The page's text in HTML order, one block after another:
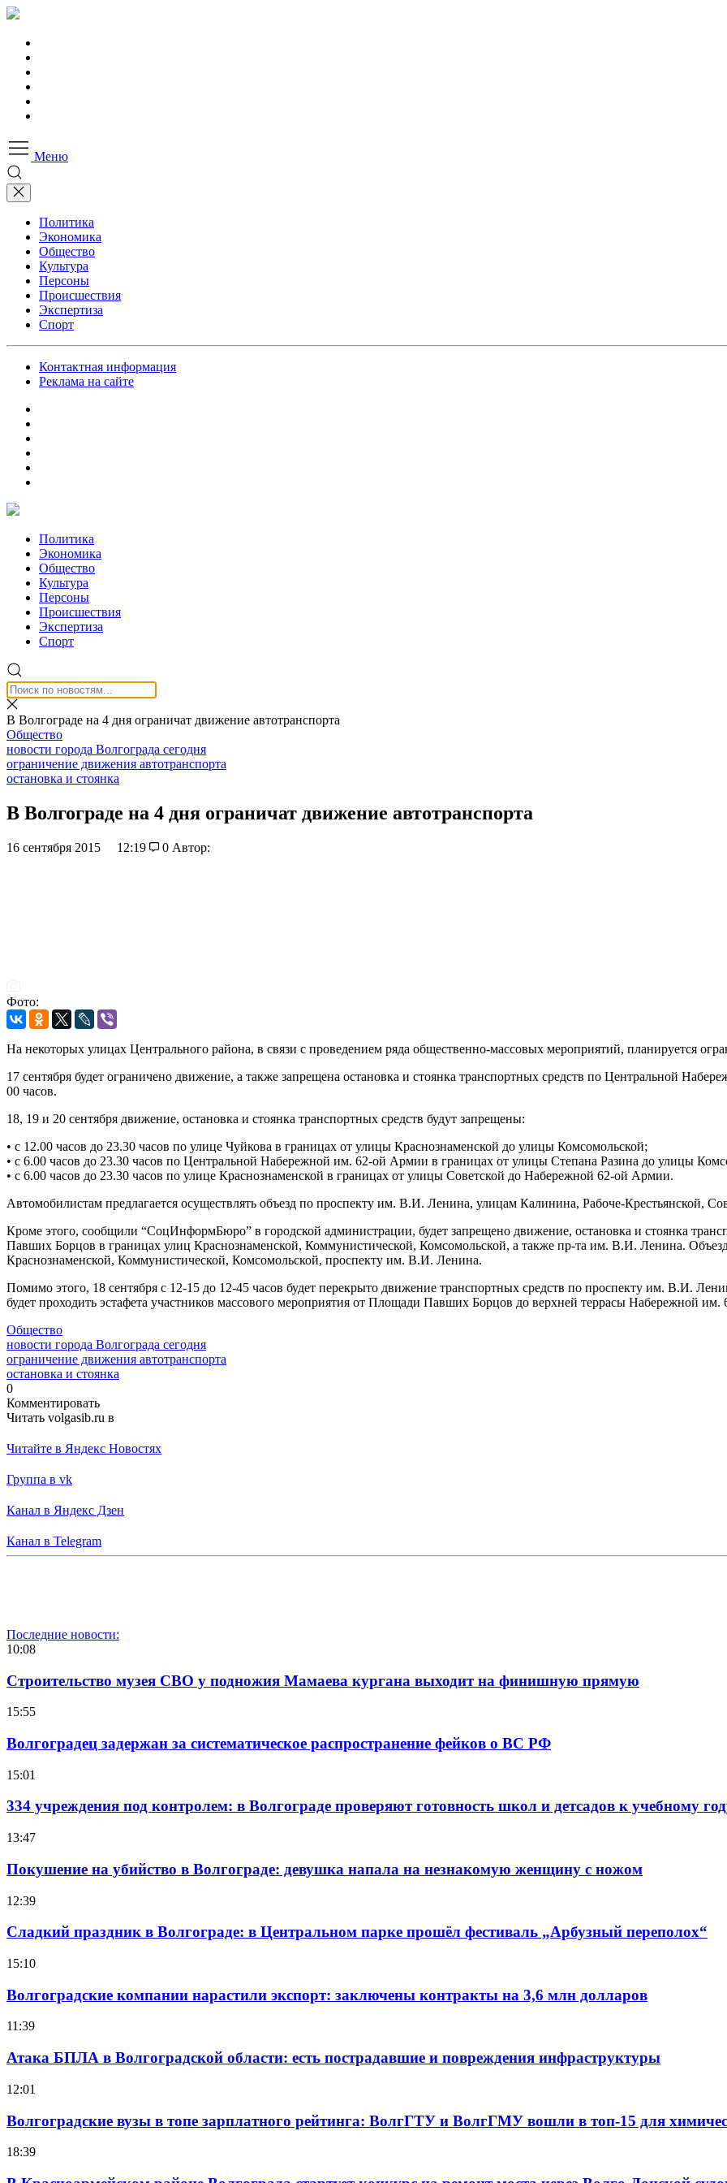
Меню
Политика
Экономика
Общество
Культура
Персоны
Происшествия
Экспертиза
Спорт
Контактная информация
Реклама на сайте
Политика
Экономика
Общество
Культура
Персоны
Происшествия
Экспертиза
Спорт
В Волгограде на 4 дня ограничат движение автотранспорта
Общество
новости города Волгограда сегодня
ограничение движения автотранспорта
остановка и стоянка
В Волгограде на 4 дня ограничат движение автотранспорта
16 сентября 2015 12:19 0 Автор:
Фото:
На некоторых улицах Центрального района, в связи с проведением ряда общественно-массовых мероприятий, планируется
17 сентября будет ограничено движение, а также запрещена остановка и стоянка транспортных средств по Центральной
00 часов.
18, 19 и 20 сентября движение, остановка и стоянка транспортных средств будут запрещены:
• с 12.00 часов до 23.30 часов по улице Чуйкова в границах от улицы Краснознаменской до улицы Комсомольской;
• с 6.00 часов до 23.30 часов по Центральной Набережной им. 62-ой Армии в границах от улицы Степана Разина до улицы
• с 6.00 часов до 23.30 часов по улице Краснознаменской в границах от улицы Советской до Набережной 62-ой Армии.
Автомобилистам предлагается осуществлять объезд по проспекту им. В.И. Ленина, улицам Калинина, Рабоче-Крестьянской,
Кроме этого, сообщили “СоцИнформБюро” в городской администрации, будет запрещено движение, остановка и стоянка
Павших Борцов в границах улиц Краснознаменской, Коммунистической, Комсомольской, а также пр-та им. В.И. Ленина. Объезд
Краснознаменской, Коммунистической, Комсомольской, проспекту им. В.И. Ленина.
Помимо этого, 18 сентября с 12-15 до 12-45 часов будет перекрыто движение транспортных средств по проспекту им. В.И.
будет проходить эстафета участников массового мероприятия от Площади Павших Борцов до верхней террасы Набережной
Общество
новости города Волгограда сегодня
ограничение движения автотранспорта
остановка и стоянка
0
Комментировать
Читать volgasib.ru в
Читайте в Яндекс Новостях
Группа в vk
Канал в Яндекс Дзен
Канал в Telegram
Последние новости:
10:08
Строительство музея СВО у подножия Мамаева кургана выходит на финишную прямую
15:55
Волгоградец задержан за систематическое распространение фейков о ВС РФ
15:01
334 учреждения под контролем: в Волгограде проверяют готовность школ и детсадов к учебному
13:47
Покушение на убийство в Волгограде: девушка напала на незнакомую женщину с ножом
12:39
Сладкий праздник в Волгограде: в Центральном парке прошёл фестиваль „Арбузный переполох“
15:10
Волгоградские компании нарастили экспорт: заключены контракты на 3,6 млн долларов
11:39
Атака БПЛА в Волгоградской области: есть пострадавшие и повреждения инфраструктуры
12:01
Волгоградские вузы в топе зарплатного рейтинга: ВолгГТУ и ВолгГМУ вошли в топ‑15 для
18:39